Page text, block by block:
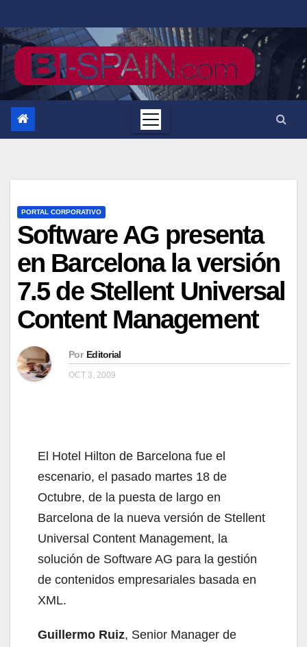
al
contenido
PORTAL CORPORATIVO
Software AG presenta
en Barcelona la versión
7.5 de Stellent Universal
Content Management
Por Editorial
OCT 3, 2009
El Hotel Hilton de Barcelona fue el
escenario, el pasado martes 18 de
Octubre, de la puesta de largo en
Barcelona de la nueva versión de Stellent
Universal Content Management, la
solución de Software AG para la gestión
de contenidos empresariales basada en
XML.
Guillermo Ruiz, Senior Manager de